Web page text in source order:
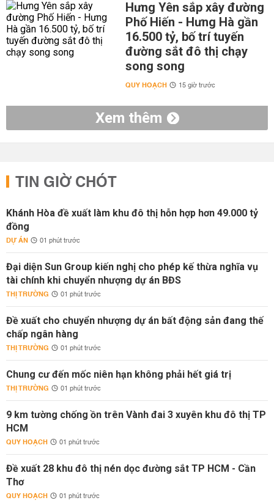
Hưng Yên sắp xây đường
Phố Hiến - Hưng Hà gần
16.500 tỷ, bố trí tuyến
đường sắt đô thị chạy
song song
QUY HOẠCH 15 giờ trước
Xem thêm
TIN GIỜ CHÓT
Khánh Hòa đề xuất làm khu đô thị hỗn hợp hơn 49.000 tỷ
đồng
DỰ ÁN 01 phút trước
Đại diện Sun Group kiến nghị cho phép kế thừa nghĩa vụ
tài chính khi chuyển nhượng dự án BĐS
THỊ TRƯỜNG 01 phút trước
Đề xuất cho chuyển nhượng dự án bất động sản đang thế
chấp ngân hàng
THỊ TRƯỜNG 01 phút trước
Chung cư đến mốc niên hạn không phải hết giá trị
THỊ TRƯỜNG 01 phút trước
9 km tường chống ồn trên Vành đai 3 xuyên khu đô thị TP
HCM
QUY HOẠCH 01 phút trước
Đề xuất 28 khu đô thị nén dọc đường sắt TP HCM - Cần
Thơ
QUY HOẠCH 01 phút trước